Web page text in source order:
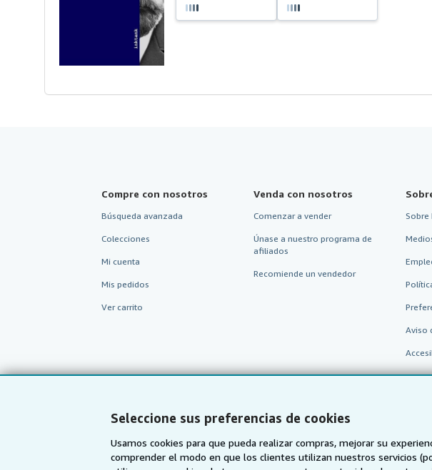
Seleccione sus preferencias de cookies
Usamos cookies para que pueda realizar compras, mejorar su
comprender el modo en que los clientes utilizan nuestros servicios
Compre con nosotros
Búsqueda avanzada
Colecciones
Mi cuenta
Mis pedidos
Ver carrito
Venda con nosotros
Comenzar a vender
Únase a nuestro programa de
afiliados
Recomiende un vendedor
Sobre
Aviso